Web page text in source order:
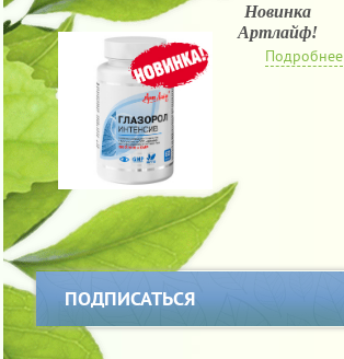
Новинка
Артлайф!
Подробнее
ПОДПИСАТЬСЯ